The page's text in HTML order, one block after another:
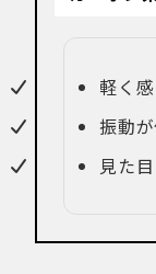
軽く
振動
見た